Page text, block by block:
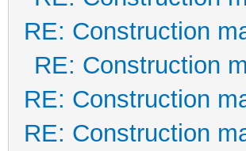
RE: Construction
RE: Construction
RE: Construction
RE: Construction